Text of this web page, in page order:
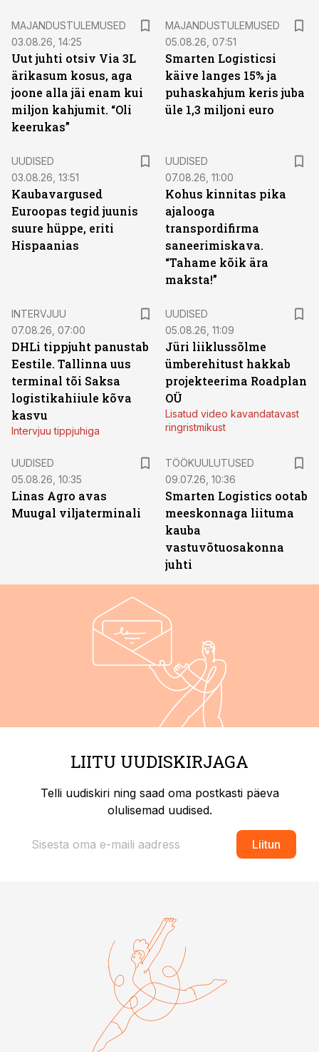
MAJANDUSTULEMUSED
03.08.26, 14:25
Uut juhti otsiv Via 3L
ärikasum kosus, aga
joone alla jäi enam kui
miljon kahjumit. “Oli
keerukas”
MAJANDUSTULEMUSED
05.08.26, 07:51
Smarten Logisticsi
käive langes 15% ja
puhaskahjum keris juba
üle 1,3 miljoni euro
UUDISED
03.08.26, 13:51
Kaubavargused
Euroopas tegid juunis
suure hüppe, eriti
Hispaanias
UUDISED
07.08.26, 11:00
Kohus kinnitas pika
ajalooga
transpordifirma
saneerimiskava.
“Tahame kõik ära
maksta!”
INTERVJUU
07.08.26, 07:00
DHLi tippjuht panustab
Eestile. Tallinna uus
terminal tõi Saksa
logistikahiiule kõva
kasvu
Intervjuu tippjuhiga
UUDISED
05.08.26, 11:09
Jüri liiklussõlme
ümberehitust hakkab
projekteerima Roadplan
OÜ
Lisatud video kavandatavast
ringristmikust
UUDISED
05.08.26, 10:35
Linas Agro avas
Muugal viljaterminali
TÖÖKUULUTUSED
09.07.26, 10:36
Smarten Logistics ootab
meeskonnaga liituma
kauba
vastuvõtuosakonna
juhti
LIITU UUDISKIRJAGA
Telli uudiskiri ning saad oma postkasti päeva
olulisemad uudised.
Liitun